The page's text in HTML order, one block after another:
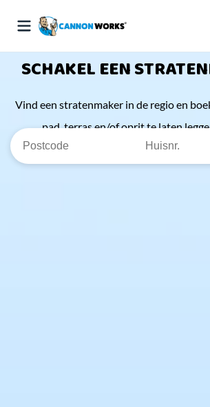
SCHAKEL EEN
Vind een stratenmaker in de regio en
pad, terras en/of oprit te laten